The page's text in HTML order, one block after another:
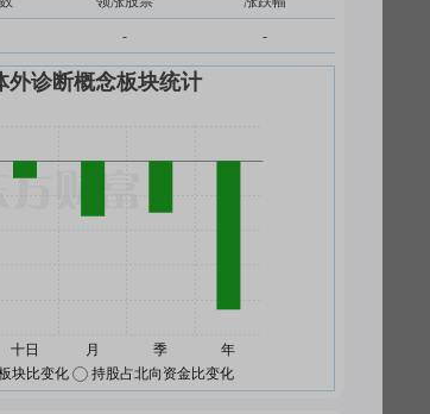
- -
块比变化 持股占北向资金比变化